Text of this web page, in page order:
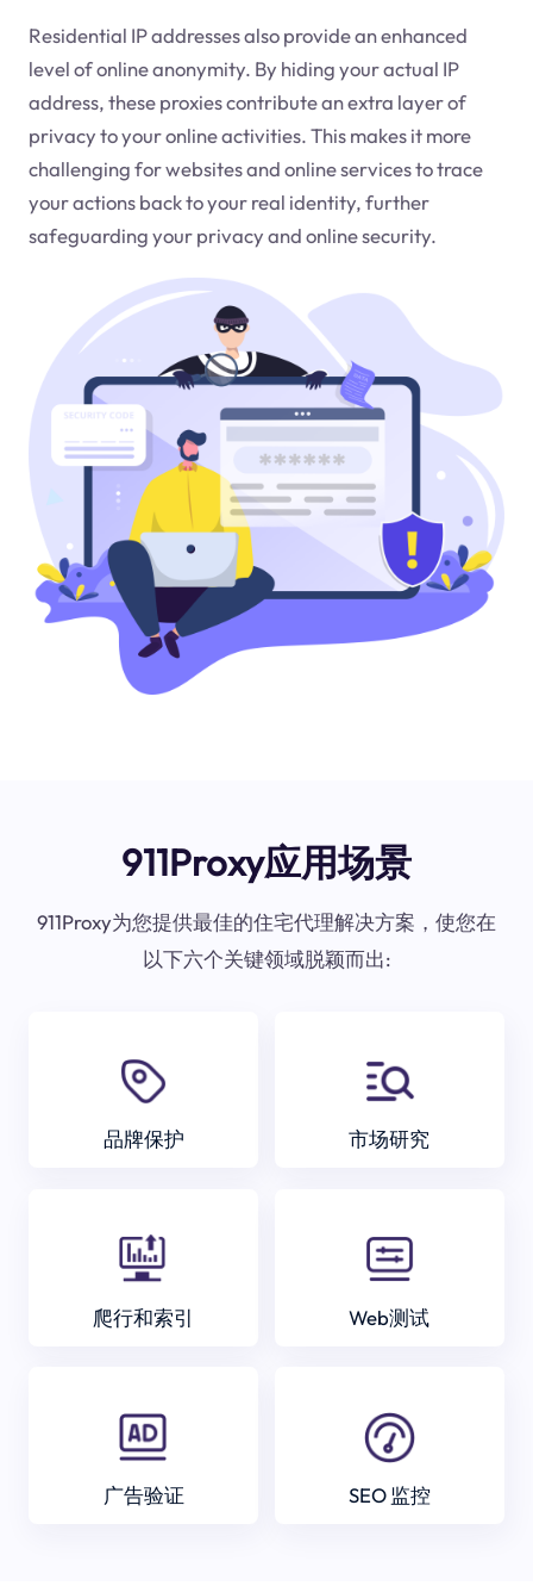
Residential IP addresses also provide an enhanced
level of online anonymity. By hiding your actual IP
address, these proxies contribute an extra layer of
privacy to your online activities. This makes it more
challenging for websites and online services to trace
your actions back to your real identity, further
safeguarding your privacy and online security.
911Proxy应用场景
911Proxy为您提供最佳的住宅代理解决方案，使您在
以下六个关键领域脱颖而出:
品牌保护 市场研究
爬行和索引 Web测试
广告验证 SEO 监控